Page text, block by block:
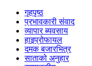
गृहपृष्ठ
प्रभावकारी संवाद
व्यापार ब्यवसाय
हाइप्रोफायल
दमक बजारभित्र
साताको अनुहार